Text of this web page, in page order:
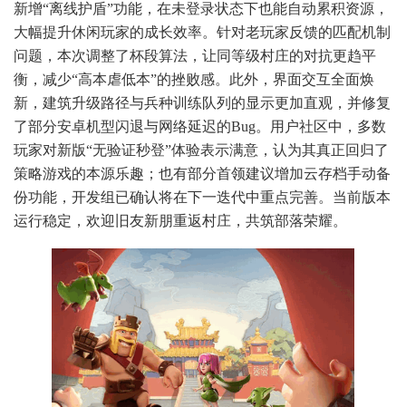
新增“离线护盾”功能，在未登录状态下也能自动累积资源，
大幅提升休闲玩家的成长效率。针对老玩家反馈的匹配机制
问题，本次调整了杯段算法，让同等级村庄的对抗更趋平
衡，减少“高本虐低本”的挫败感。此外，界面交互全面焕
新，建筑升级路径与兵种训练队列的显示更加直观，并修复
了部分安卓机型闪退与网络延迟的Bug。用户社区中，多数
玩家对新版“无验证秒登”体验表示满意，认为其真正回归了
策略游戏的本源乐趣；也有部分首领建议增加云存档手动备
份功能，开发组已确认将在下一迭代中重点完善。当前版本
运行稳定，欢迎旧友新朋重返村庄，共筑部落荣耀。